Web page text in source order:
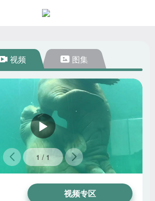
视频 图集
1 / 1
视频专区
1 / 1
图片专区